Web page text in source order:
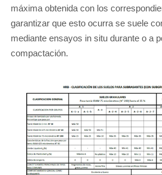
máxima obtenida con los
garantizar que esto ocurra se suele
mediante ensayos in situ durante o a
compactación.